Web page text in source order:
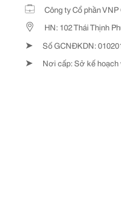
Công ty Cổ phần VNP
HN: 102 Thái Thịnh
➤ Số GCNĐKDN:
➤ Nơi cấp: Sở kế hoạch